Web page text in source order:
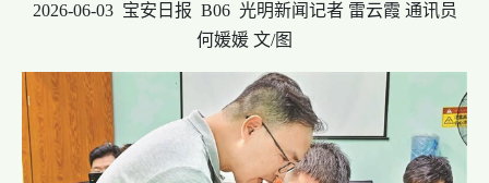
2026-06-03 宝安日报 B06 光明新闻记者 雷云霞 通讯员
何媛媛 文/图